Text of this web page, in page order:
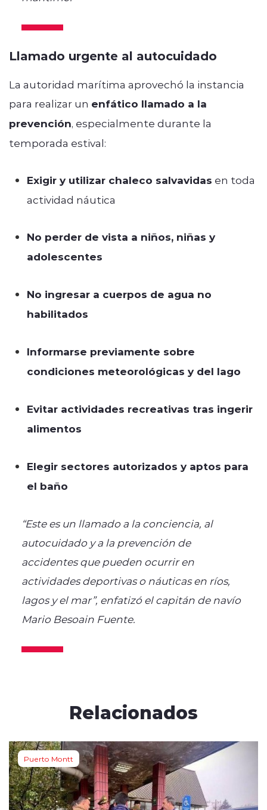
Llamado urgente al autocuidado
La autoridad marítima aprovechó la instancia
para realizar un enfático llamado a la
prevención, especialmente durante la
temporada estival:
Exigir y utilizar chaleco salvavidas en toda
actividad náutica
No perder de vista a niños, niñas y
adolescentes
No ingresar a cuerpos de agua no
habilitados
Informarse previamente sobre
condiciones meteorológicas y del lago
Evitar actividades recreativas tras ingerir
alimentos
Elegir sectores autorizados y aptos para
el baño
“Este es un llamado a la conciencia, al
autocuidado y a la prevención de
accidentes que pueden ocurrir en
actividades deportivas o náuticas en ríos,
lagos y el mar”, enfatizó el capitán de navío
Mario Besoain Fuente.
Relacionados
Puerto Montt